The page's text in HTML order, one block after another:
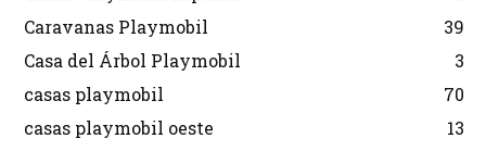
Caravanas Playmobil
39
Casa del Árbol Playmobil
3
casas playmobil
70
casas playmobil oeste
13